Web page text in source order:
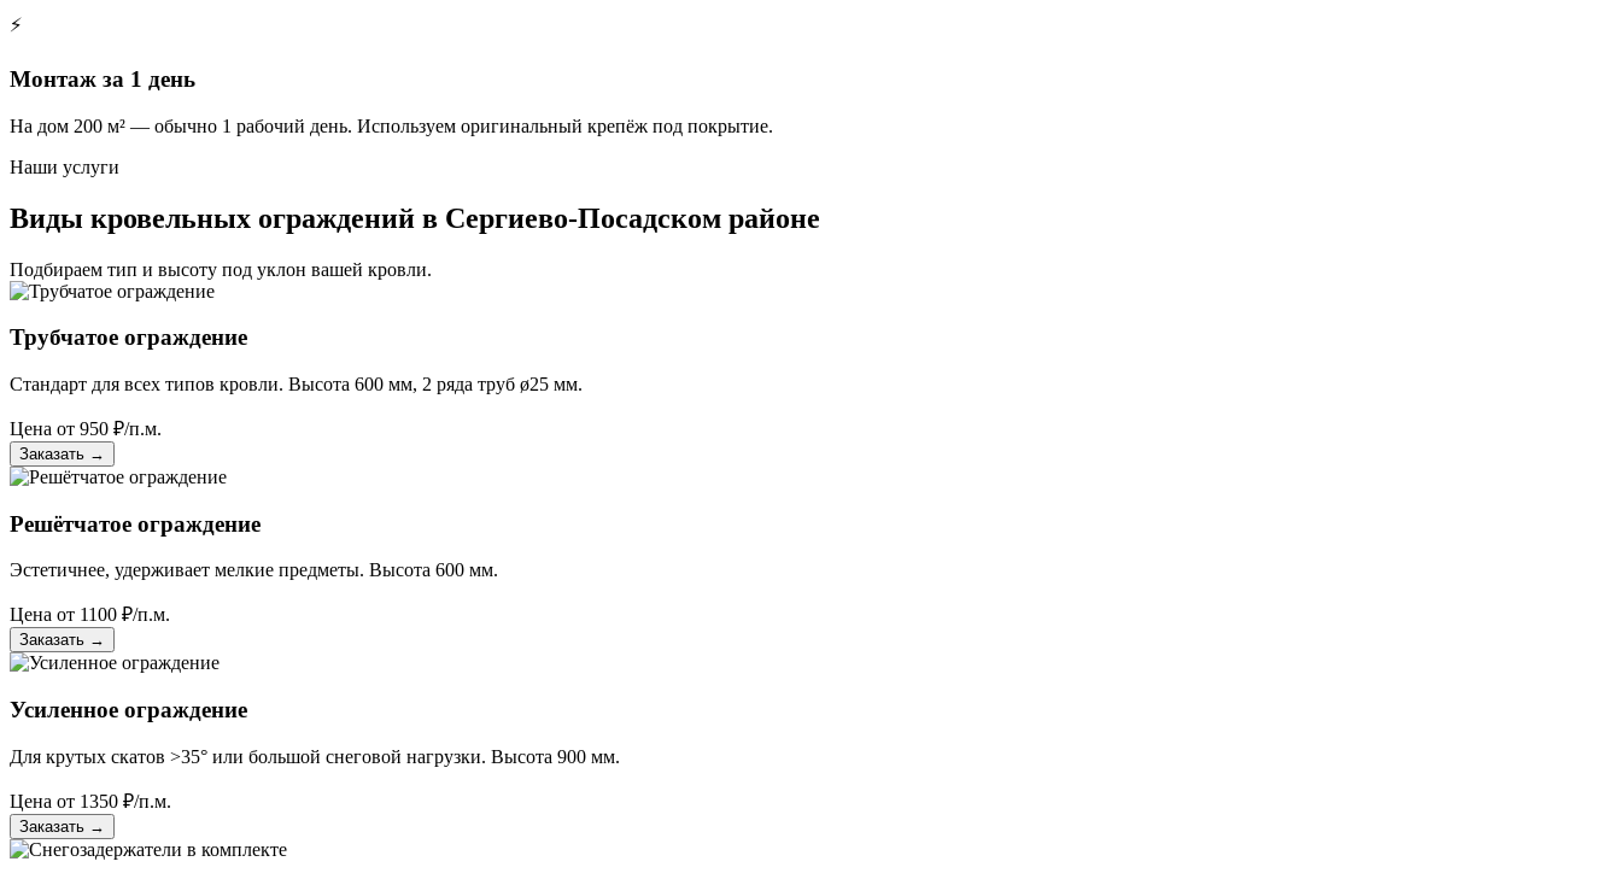
⚡
Монтаж за 1 день
На дом 200 м² — обычно 1 рабочий день. Используем оригинальный крепёж под покрытие.
Наши услуги
Виды кровельных ограждений в Сергиево-Посадском районе
Подбираем тип и высоту под уклон вашей кровли.
Трубчатое ограждение
Стандарт для всех типов кровли. Высота 600 мм, 2 ряда труб ø25 мм.
Цена от 950 ₽/п.м.
Заказать →
Решётчатое ограждение
Эстетичнее, удерживает мелкие предметы. Высота 600 мм.
Цена от 1100 ₽/п.м.
Заказать →
Усиленное ограждение
Для крутых скатов >35° или большой снеговой нагрузки. Высота 900 мм.
Цена от 1350 ₽/п.м.
Заказать →